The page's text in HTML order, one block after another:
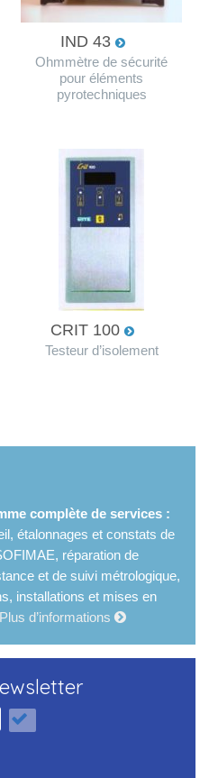
IND 43
Ohmmètre de sécurité
pour éléments
pyrotechniques
CRIT 100
Testeur d’isolement
complète de services :
étalonnages et constats de
réparation de
et de suivi métrologique,
installations et mises en
Plus d’informations